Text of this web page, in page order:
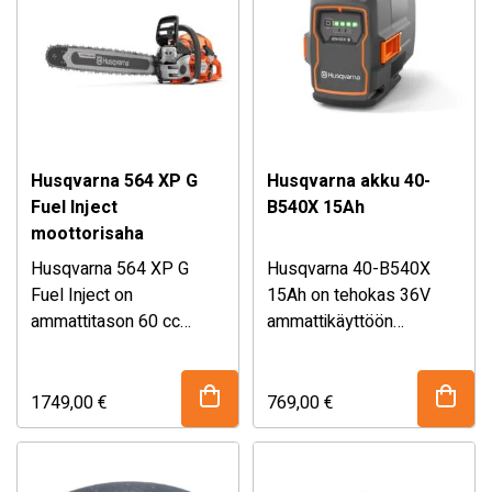
Säänkestävä rakenne
mahdollistaa käytön
ympäri vuoden.
sujuvaa ja hallittua
kaikissa siivoustöissä.
Husqvarna 564 XP G
Fuel Inject
moottorisaha
Husqvarna 564 XP G
Fuel Inject on
ammattitason 60 cc
rakenteen ja
huippuluokan tehon.
ruiskutusteknologia,
1749,00€
Husqvarna akku 40-
B540X 15Ah
Husqvarna 40-B540X
15Ah on tehokas 36V
ammattikäyttöön
käyttöajan ja
suorituskyvyn vaativiin
769,00€